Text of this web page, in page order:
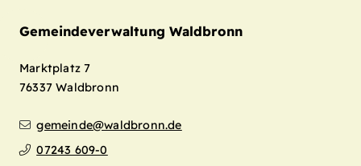
Gemeindeverwaltung Waldbronn
Marktplatz 7
76337 Waldbronn
gemeinde@waldbronn.de
07243 609-0